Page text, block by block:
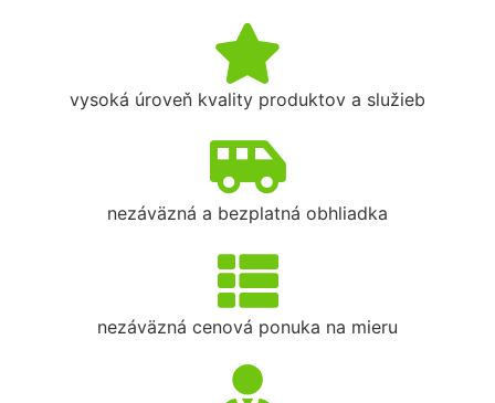
vysoká úroveň kvality produktov a služieb
nezáväzná a bezplatná obhliadka
nezáväzná cenová ponuka na mieru